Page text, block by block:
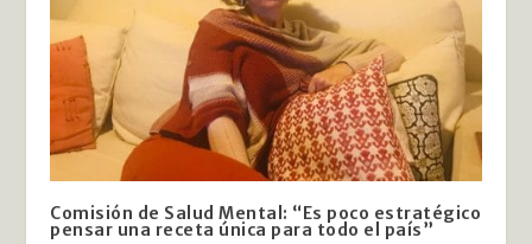
Comisión de Salud Mental: “Es poco estratégico
pensar una receta única para todo el país”